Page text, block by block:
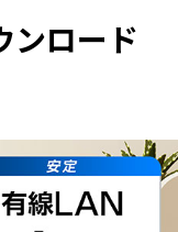
ンロード